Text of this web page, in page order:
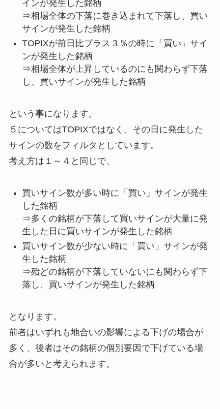
インが発生した銘柄
⇒相場全体の下落に巻き込まれて下落し、買い
サインが発生した銘柄
TOPIXが前日比プラス３％の時に「買い」サイ
ンが発生した銘柄
⇒相場全体が上昇しているのにも関わらず下落
し、買いサインが発生した銘柄
という事になります。
５についてはTOPIXではなく、その日に発生した
サインの数をフィルタとしています。
考え方は１～４と同じで、
買いサイン数が多い時に「買い」サインが発生
した銘柄
⇒多くの銘柄が下落して買いサインが大量に発
生した日に買いサインが発生した銘柄
買いサイン数が少ない時に「買い」サインが発
生した銘柄
⇒殆どの銘柄が下落していないにも関わらず下
落し、買いサインが発生した銘柄
となります。
前者はいずれも地合いの影響による下げの場合が
多く、後者はその銘柄の個別要因で下げている場
合が多いと考えられます。